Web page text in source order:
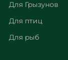
Для Грызунов
Для птиц
Для рыб